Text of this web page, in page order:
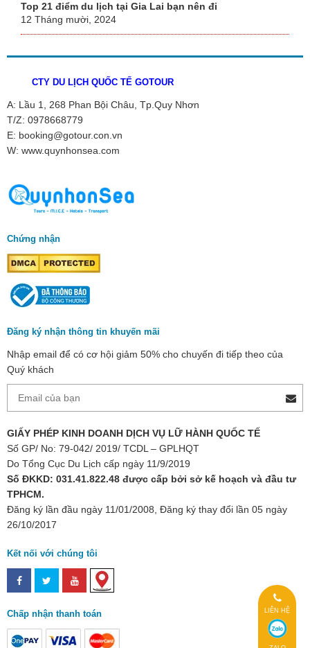
LIÊN HỆ
Top 21 điểm du lịch tại Gia Lai bạn nên đi
12 Tháng mười, 2024
CTY DU LỊCH QUỐC TẾ GOTOUR
A: Lầu 1, 268 Phan Bội Châu, Tp.Quy Nhơn
T/Z: 0978668779
E: booking@gotour.con.vn
W: www.quynhonsea.com
Chứng nhận
Đăng ký nhận thông tin khuyến mãi
Nhập email để có cơ hội giảm 50% cho chuyến đi tiếp theo của
Quý khách
GIẤY PHÉP KINH DOANH DỊCH VỤ LỮ HÀNH QUỐC TẾ
Số GP/ No: 79-042/ 2019/ TCDL – GPLHQT
Do Tổng Cục Du Lịch cấp ngày 11/9/2019
Số ĐKKD: 031.41.822.48 được cấp bởi sở kế hoạch và đầu tư
TPHCM.
Đăng ký lần đầu ngày 11/01/2008, Đăng ký thay đổi lần 05 ngày
26/10/2017
Kết nối với chúng tôi
Chấp nhận thanh toán